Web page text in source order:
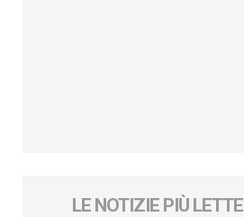
LE NOTIZIE PIÙ LETTE